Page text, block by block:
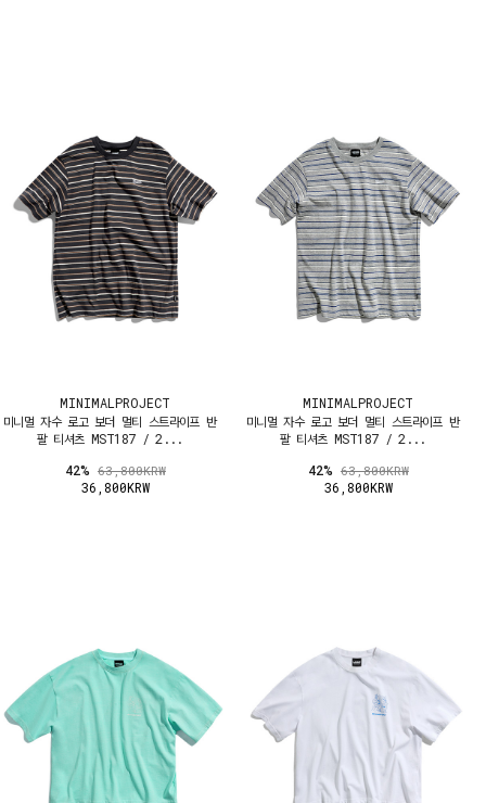
MINIMALPROJECT
미니멀 자수 로고 보더 멀티 스트라이프 반
팔 티셔츠 MST187 / 2...
42% 63,800KRW
36,800KRW
MINIMALPROJECT
미니멀 자수 로고 보더 멀티 스트라이프 반
팔 티셔츠 MST187 / 2...
42% 63,800KRW
36,800KRW